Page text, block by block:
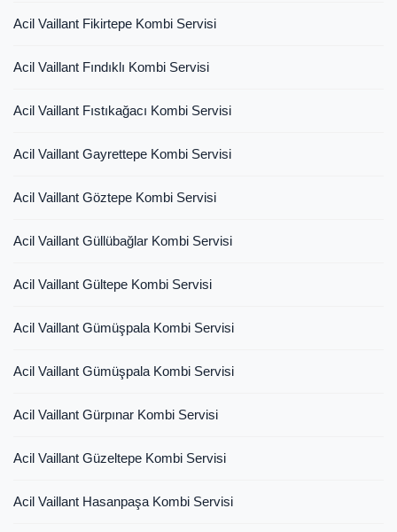
Acil Vaillant Fikirtepe Kombi Servisi
Acil Vaillant Fındıklı Kombi Servisi
Acil Vaillant Fıstıkağacı Kombi Servisi
Acil Vaillant Gayrettepe Kombi Servisi
Acil Vaillant Göztepe Kombi Servisi
Acil Vaillant Güllübağlar Kombi Servisi
Acil Vaillant Gültepe Kombi Servisi
Acil Vaillant Gümüşpala Kombi Servisi
Acil Vaillant Gümüşpala Kombi Servisi
Acil Vaillant Gürpınar Kombi Servisi
Acil Vaillant Güzeltepe Kombi Servisi
Acil Vaillant Hasanpaşa Kombi Servisi